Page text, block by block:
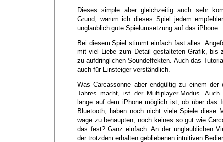
Dieses simple aber gleichzeitig auch sehr
Grund, warum ich dieses Spiel jedem
unglaublich gute Spielumsetzung auf das iPhone.
Bei diesem Spiel stimmt einfach fast alles.
mit viel Liebe zum Detail gestalteten Grafik, bis
zu aufdringlichen Soundeffekten. Auch das
auch für Einsteiger verständlich.
Was Carcassonne aber endgültig zu einem der
Jahres macht, ist der Multiplayer-Modus.
lange auf dem iPhone möglich ist, ob über das
Bluetooth, haben noch nicht viele Spiele diese
wage zu behaupten, noch keines so gut wie
das fest? Ganz einfach. An der unglaublichen
der trotzdem erhalten gebliebenen intuitiven